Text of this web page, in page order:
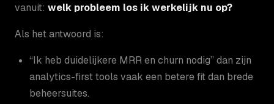
vanuit: welk probleem los ik werkelijk nu op?
Als het antwoord is:
“Ik heb duidelijkere MRR en churn nodig” dan zijn
analytics-first tools vaak een betere fit dan brede
beheersuites.